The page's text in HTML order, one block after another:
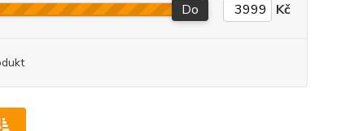
Do Kč